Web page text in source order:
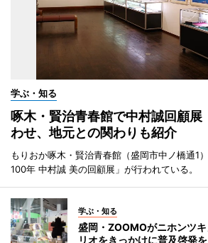
学ぶ・知る
啄木・賢治青春館で中村誠回顧
わせ、地元との関わりも紹介
もりおか啄木・賢治青春館（盛岡市中ノ橋通1
100年 中村誠 美の回顧展」が行われている。
学ぶ・知る
盛岡・ZOOMOがニホンツ
リオをきっかけに普及啓発を